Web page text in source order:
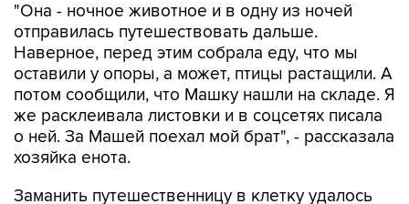
"Она - ночное животное и в одну из ночей
отправилась путешествовать дальше.
Наверное, перед этим собрала еду, что мы
оставили у опоры, а может, птицы растащили. А
потом сообщили, что Машку нашли на складе. Я
же расклеивала листовки и в соцсетях писала
о ней. За Машей поехал мой брат", - рассказала
хозяйка енота.
Заманить путешественницу в клетку удалось